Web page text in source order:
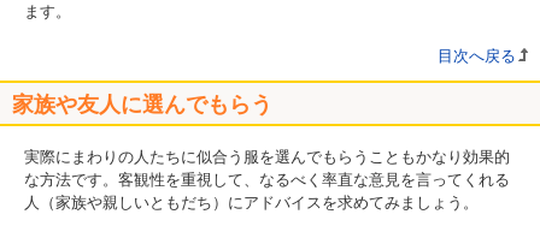
ます。
目次へ戻る
家族や友人に選んでもらう
実際にまわりの人たちに似合う服を選んでもらうこともかなり効果的
な方法です。客観性を重視して、なるべく率直な意見を言ってくれる
人（家族や親しいともだち）にアドバイスを求めてみましょう。